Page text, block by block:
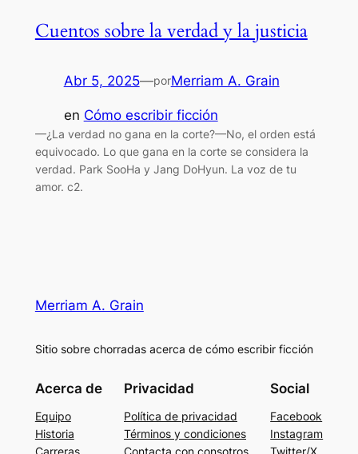
Cuentos sobre la verdad y la justicia
Abr 5, 2025—porMerriam A. Grain
en Cómo escribir ficción
—¿La verdad no gana en la corte?—No, el orden está
equivocado. Lo que gana en la corte se considera la
verdad. Park SooHa y Jang DoHyun. La voz de tu
amor. c2.
Merriam A. Grain
Sitio sobre chorradas acerca de cómo escribir ficción
Acerca de
Equipo
Historia
Privacidad
Política de privacidad
Términos y condiciones
Social
Facebook
Instagram